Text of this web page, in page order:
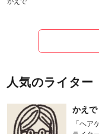
人気のライター
かえで
「ヘア